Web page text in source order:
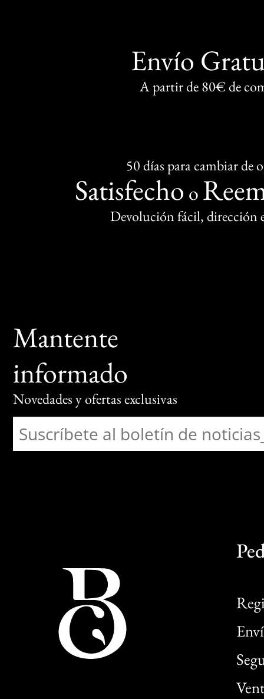
Envío
A partir de 80€ de
50 días para cambiar de
Satisfecho o
Devolución fácil, dirección
Mantente
informado
Novedades y ofertas exclusivas